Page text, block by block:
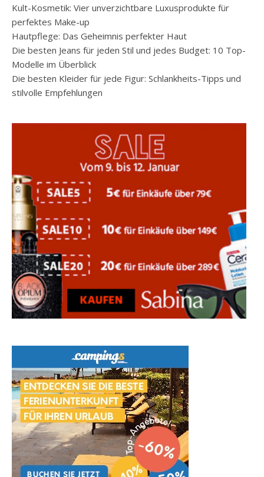
Kult-Kosmetik: Vier unverzichtbare Luxusprodukte für
perfektes Make-up
Hautpflege: Das Geheimnis perfekter Haut
Die besten Jeans für jeden Stil und jedes Budget: 10 Top-
Modelle im Überblick
Die besten Kleider für jede Figur: Schlankheits-Tipps und
stilvolle Empfehlungen